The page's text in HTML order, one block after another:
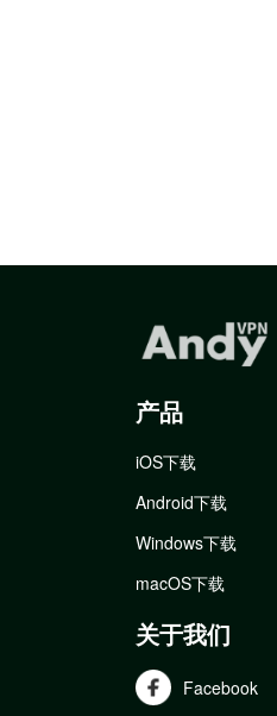
产品
iOS下载
Android下载
Windows下载
macOS下载
关于我们
Facebook